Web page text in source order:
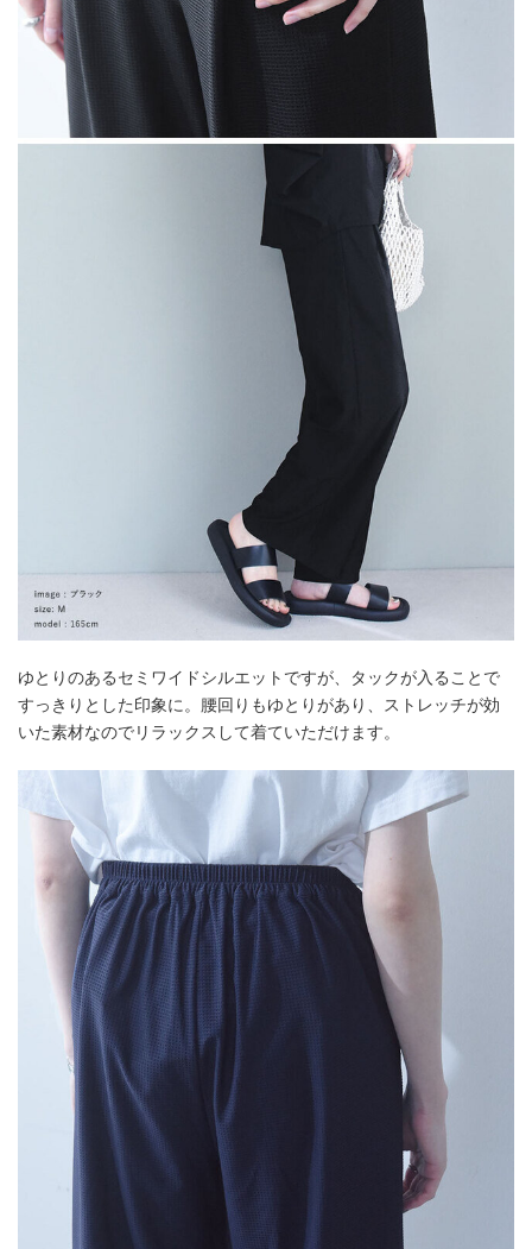
ゆとりのあるセミワイドシルエットですが、タックが入ることで
すっきりとした印象に。腰回りもゆとりがあり、ストレッチが効
いた素材なのでリラックスして着ていただけます。